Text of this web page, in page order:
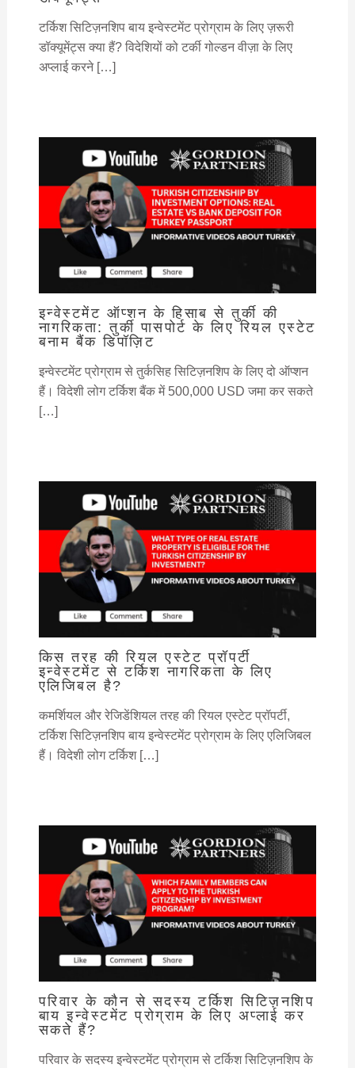
टर्किश सिटिज़नशिप बाय इन्वेस्टमेंट प्रोग्राम के लिए ज़रूरी
डॉक्यूमेंट्स क्या हैं? विदेशियों को टर्की गोल्डन वीज़ा के लिए
अप्लाई करने […]
इन्वेस्टमेंट ऑप्शन के हिसाब से तुर्की की
नागरिकता: तुर्की पासपोर्ट के लिए रियल एस्टेट
बनाम बैंक डिपॉज़िट
इन्वेस्टमेंट प्रोग्राम से तुर्कसिह सिटिज़नशिप के लिए दो ऑप्शन
हैं। विदेशी लोग टर्किश बैंक में 500,000 USD जमा कर सकते
[…]
किस तरह की रियल एस्टेट प्रॉपर्टी
इन्वेस्टमेंट से टर्किश नागरिकता के लिए
एलिजिबल है?
कमर्शियल और रेजिडेंशियल तरह की रियल एस्टेट प्रॉपर्टी,
टर्किश सिटिज़नशिप बाय इन्वेस्टमेंट प्रोग्राम के लिए एलिजिबल
हैं। विदेशी लोग टर्किश […]
परिवार के कौन से सदस्य टर्किश सिटिज़नशिप
बाय इन्वेस्टमेंट प्रोग्राम के लिए अप्लाई कर
सकते हैं?
परिवार के सदस्य इन्वेस्टमेंट प्रोग्राम से टर्किश सिटिज़नशिप के